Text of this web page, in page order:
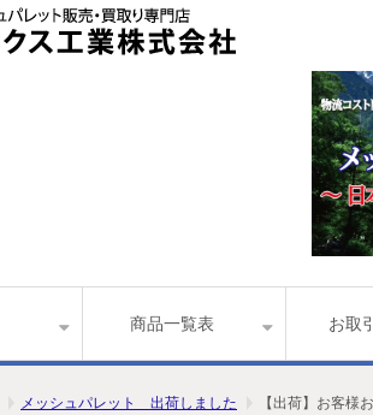
商品一覧表 お取
メッシュパレット 出荷しました 【出荷】お客様